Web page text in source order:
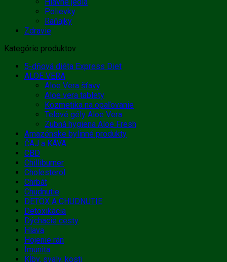
Polievky
Raňajky
Zdravie
Kategórie produktov
5-dňová diéta Express Diet
ALOE VERA
Aloe Vera šťavy
Aloe vera tablety
Kozmetika na opaľovanie
Telové gély Aloe Vera
Zubná hygiena Aloe Fresh
Amazónske bylinné produkty
ČAJ a KÁVA
CBD
Chilliburner
Cholesterol
Chrbát
Chudnutie
DETOX A CHUDNUTIE
Detoxikácia
Dýchacie cesty
Hlava
Hojenie rán
Imunita
Kĺby, svaly, kosti